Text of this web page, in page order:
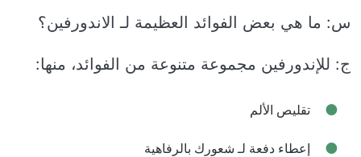
س: ما هي بعض الفوائد العظيمة لـ الاندورفين؟
ج: للإندورفين مجموعة متنوعة من الفوائد، منها:
تقليص الألم
إعطاء دفعة لـ شعورك بالرفاهية